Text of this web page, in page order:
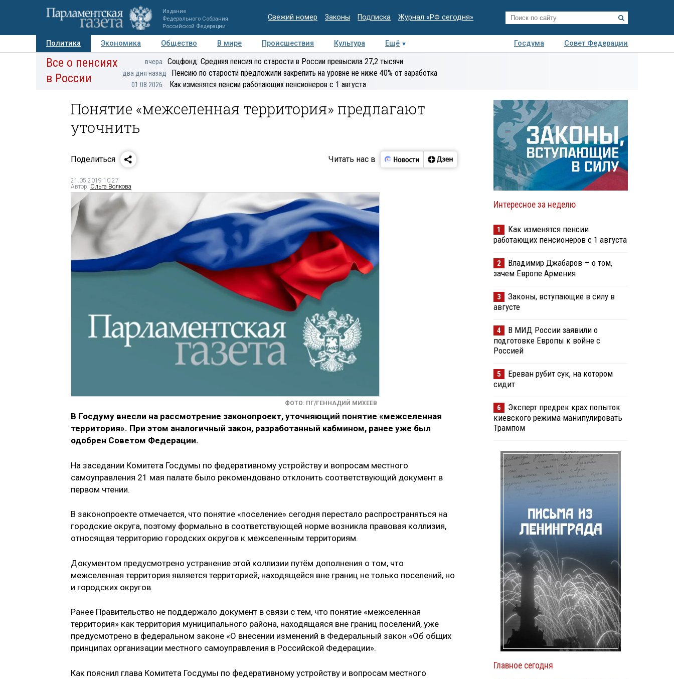
Издание
Федерального Собрания
Российской Федерации
Свежий номер Законы Подписка Журнал «РФ сегодня»
Политика Экономика Общество В мире Происшествия Культура Ещё Госдума
Совет Федерации
Авторы Персоны Мнения Регионы Медиацентр Интервью Колумнисты
экспертиза
Все о пенсиях
в России
вчера Соцфонд: Средняя пенсия по старости в России превысила 27,2 тысячи
два дня назад Пенсию по старости предложили закрепить на уровне не ниже 40% от заработка
01.08.2026 Как изменятся пенсии работающих пенсионеров с 1 августа
Понятие «межселенная территория» предлагают
уточнить
Поделиться Читать нас в
21.05.2019 10:27
Автор: Ольга Волкова
ФОТО: ПГ/ГЕННАДИЙ МИХЕЕВ
В Госдуму внесли на рассмотрение законопроект, уточняющий понятие «межселенная
территория». При этом аналогичный закон, разработанный кабмином, ранее уже был
одобрен Советом Федерации.
На заседании Комитета Госдумы по федеративному устройству и вопросам местного
самоуправления 21 мая палате было рекомендовано отклонить соответствующий документ в
первом чтении.
В законопроекте отмечается, что понятие «поселение» сегодня перестало распространяться на
городские округа, поэтому формально в соответствующей норме возникла правовая коллизия,
относящая территорию городских округов к межселенным территориям.
Документом предусмотрено устранение этой коллизии путём дополнения о том, что
межселенная территория является территорией, находящейся вне границ не только поселений, но
и городских округов.
Ранее Правительство не поддержало документ в связи с тем, что понятие «межселенная
территория» как территория муниципального района, находящаяся вне границ поселений, уже
предусмотрено в федеральном законе «О внесении изменений в Федеральный закон «Об общих
принципах организации местного самоуправления в Российской Федерации».
Как пояснил глава Комитета Госдумы по федеративному устройству и вопросам местного
Интересное за неделю
1
Как изменятся пенсии
работающих пенсионеров с 1 августа
2
Владимир Джабаров — о том,
зачем Европе Армения
3
Законы, вступающие в силу в
августе
4
В МИД России заявили о
подготовке Европы к войне с
Россией
5
Ереван рубит сук, на котором
сидит
6
Эксперт предрек крах попыток
киевского режима манипулировать
Трампом
Главное сегодня